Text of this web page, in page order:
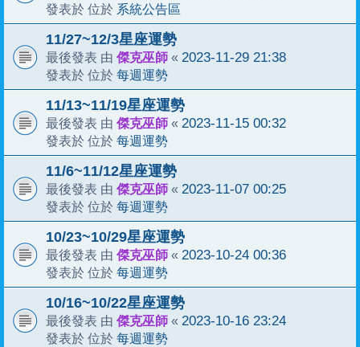
發表於 位於 系統公告區
11/27~12/3星座運勢
最後發表 由 傑克巫師 « 2023-11-29 21:38
發表於 位於 每週運勢
11/13~11/19星座運勢
最後發表 由 傑克巫師 « 2023-11-15 00:32
發表於 位於 每週運勢
11/6~11/12星座運勢
最後發表 由 傑克巫師 « 2023-11-07 00:25
發表於 位於 每週運勢
10/23~10/29星座運勢
最後發表 由 傑克巫師 « 2023-10-24 00:36
發表於 位於 每週運勢
10/16~10/22星座運勢
最後發表 由 傑克巫師 « 2023-10-16 23:24
發表於 位於 每週運勢